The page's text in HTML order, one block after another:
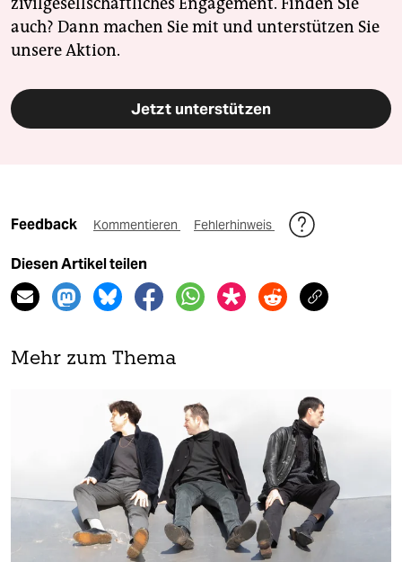
auch? Dann machen Sie mit und unterstützen Sie
unsere Aktion.
Jetzt unterstützen
Feedback Kommentieren Fehlerhinweis
Diesen Artikel teilen
Mehr zum Thema